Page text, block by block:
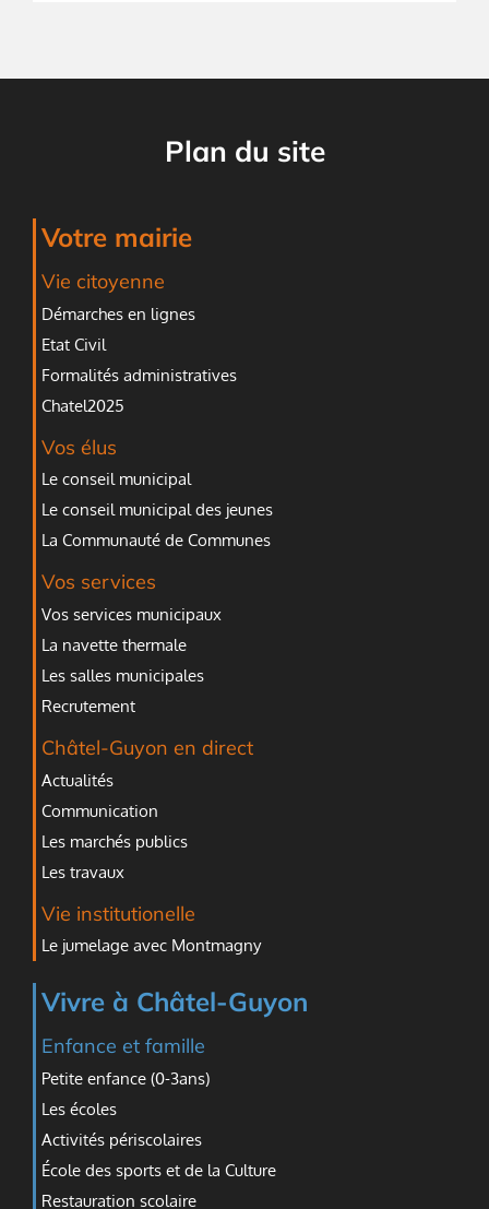
Plan du site
Votre mairie
Vie citoyenne
Démarches en lignes
Etat Civil
Formalités administratives
Chatel2025
Vos élus
Le conseil municipal
Le conseil municipal des jeunes
La Communauté de Communes
Vos services
Vos services municipaux
La navette thermale
Les salles municipales
Recrutement
Châtel-Guyon en direct
Actualités
Communication
Les marchés publics
Les travaux
Vie institutionelle
Le jumelage avec Montmagny
Vivre à Châtel-Guyon
Enfance et famille
Petite enfance (0-3ans)
Les écoles
Activités périscolaires
École des sports et de la Culture
Restauration scolaire